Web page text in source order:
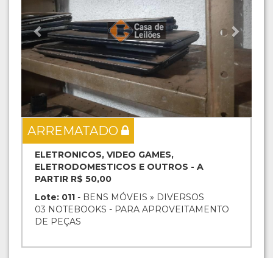
ARREMATADO
ELETRONICOS, VIDEO GAMES,
ELETRODOMESTICOS E OUTROS - A
PARTIR R$ 50,00
Lote: 011 - BENS MÓVEIS » DIVERSOS
03 NOTEBOOKS - PARA APROVEITAMENTO
DE PEÇAS